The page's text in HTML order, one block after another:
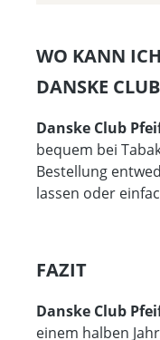
WO KANN
DANSKE
Danske Club
bequem bei
Bestellung
lassen oder
FAZIT
Danske Club
einem halben